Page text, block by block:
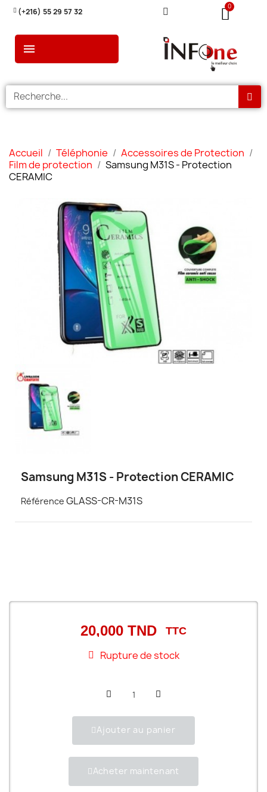
(+216) 55 29 57 32
Accueil Téléphonie
Accessoires de Protection
Film de protection
Samsung M31S - Protection
CERAMIC
Samsung M31S - Protection CERAMIC
Référence GLASS-CR-M31S
20,000 TND TTC
Rupture de stock
Ajouter au panier
Acheter maintenant